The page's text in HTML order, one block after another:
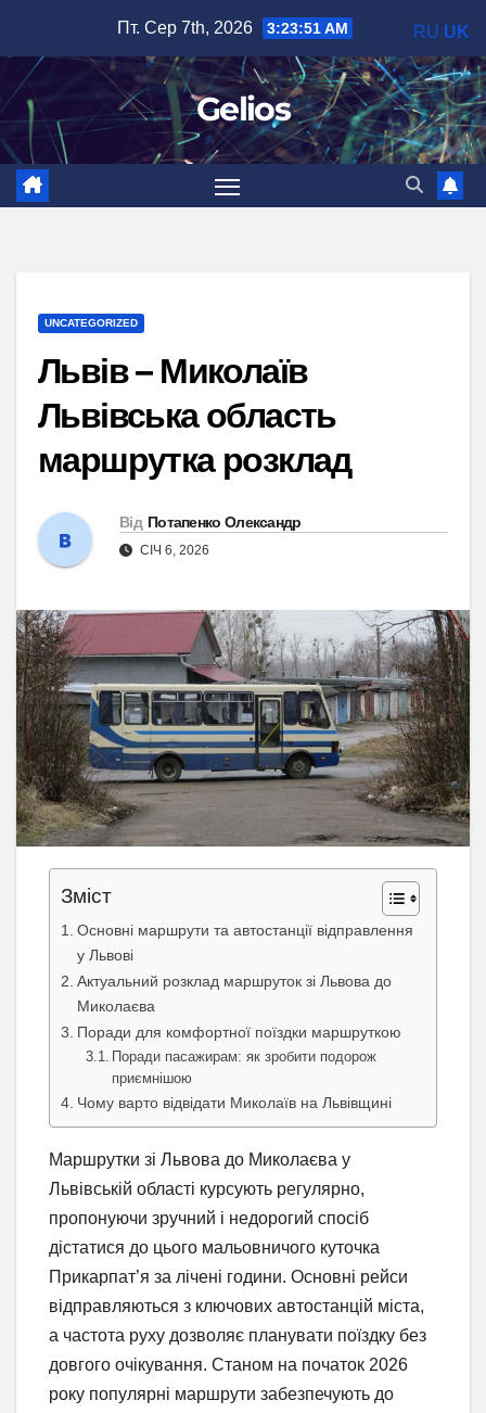
вмісту
Пт. Сер 7th, 2026 3:23:52 AM
Gelios
UNCATEGORIZED
Львів – Миколаїв
Львівська область
маршрутка розклад
Від Потапенко Олександр
СІЧ 6, 2026
Зміст
Основні маршрути та автостанції відправлення
у Львові
Актуальний розклад маршруток зі Львова до
Миколаєва
Поради для комфортної поїздки маршруткою
Поради пасажирам: як зробити подорож
приємнішою
Чому варто відвідати Миколаїв на Львівщині
Маршрутки зі Львова до Миколаєва у
Львівській області курсують регулярно,
пропонуючи зручний і недорогий спосіб
дістатися до цього мальовничого куточка
Прикарпат’я за лічені години. Основні рейси
відправляються з ключових автостанцій міста,
а частота руху дозволяє планувати поїздку без
довгого очікування. Станом на початок 2026
року популярні маршрути забезпечують до
RU UK